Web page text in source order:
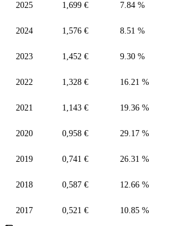
2025 1,699 € 7.84 %
2024 1,576 € 8.51 %
2023 1,452 € 9.30 %
2022 1,328 € 16.21 %
2021 1,143 € 19.36 %
2020 0,958 € 29.17 %
2019 0,741 € 26.31 %
2018 0,587 € 12.66 %
2017 0,521 € 10.85 %